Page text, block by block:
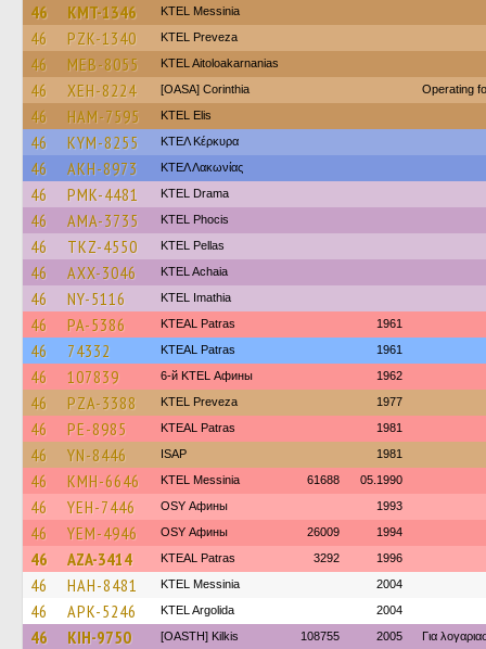
46 KMT-1346 KTEL Messinia
46 PZK-1340 KTEL Preveza
46 MEB-8055 KTEL Aitoloakarnanias
46 XEH-8224 [OASA] Corinthia Operating
46 HAM-7595 KTEL Elis
46 KYM-8255 ΚΤΕΛ Κέρκυρα
46 AKH-8973 ΚΤΕΛ Λακωνίας
46 PMK-4481 KTEL Drama
46 AMA-3735 ΚΤΕL Phocis
46 TKZ-4550 KTEL Pellas
46 AXX-3046 KTEL Achaia
46 NY-5116 KTEL Imathia
46 PA-5386 KTEAL Patras 1961
46 74332 KTEAL Patras 1961
46 107839 6-й KTEL Афины 1962
46 PZA-3388 KTEL Preveza 1977
46 PE-8985 KTEAL Patras 1981
46 YN-8446 ISAP 1981
46 KMH-6646 KTEL Messinia 61688 05.1990
46 YEH-7446 OSY Афины 1993
46 YEM-4946 OSY Афины 26009 1994
46 AZA-3414 KTEAL Patras 3292 1996
46 HAH-8481 KTEL Messinia 2004
46 APK-5246 KTEL Argolida 2004
46 KIH-9750 [OASTH] Kilkis 108755 2005 Για